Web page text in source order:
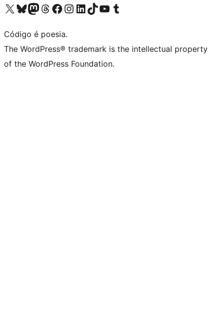
Acessar nossa conta do X (antigo Twitter)
Acessar nossa conta do Bluesky
Acessar nossa conta do Mastodon
Acessar nossa conta do Threads
Acessar nossa página do Facebook
Acessar nossa conta do Instagram
Acessar nossa conta do LinkedIn
Acessar nossa conta do TikTok
Acessar nosso canal do YouTube
Acessar nossa conta no Tumblr
Código é poesia.
The WordPress® trademark is the intellectual property
of the WordPress Foundation.